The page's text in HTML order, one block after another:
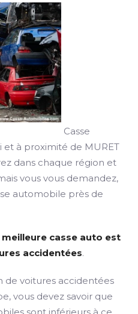
Casse
à proximité de MURET
dans chaque région et
vous vous demandez,
automobile près de
meilleure casse auto est
accidentées.
de voitures accidentées
vous devez savoir que